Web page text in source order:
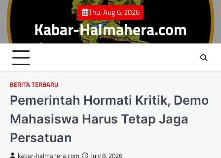
Skip
content
Thu, Aug 6, 2026
Kabar-Halmahera.com
BERITA TERBARU
Pemerintah Hormati Kritik, Demo
Mahasiswa Harus Tetap Jaga
Persatuan
kabar-halmahera.com July 8, 2026